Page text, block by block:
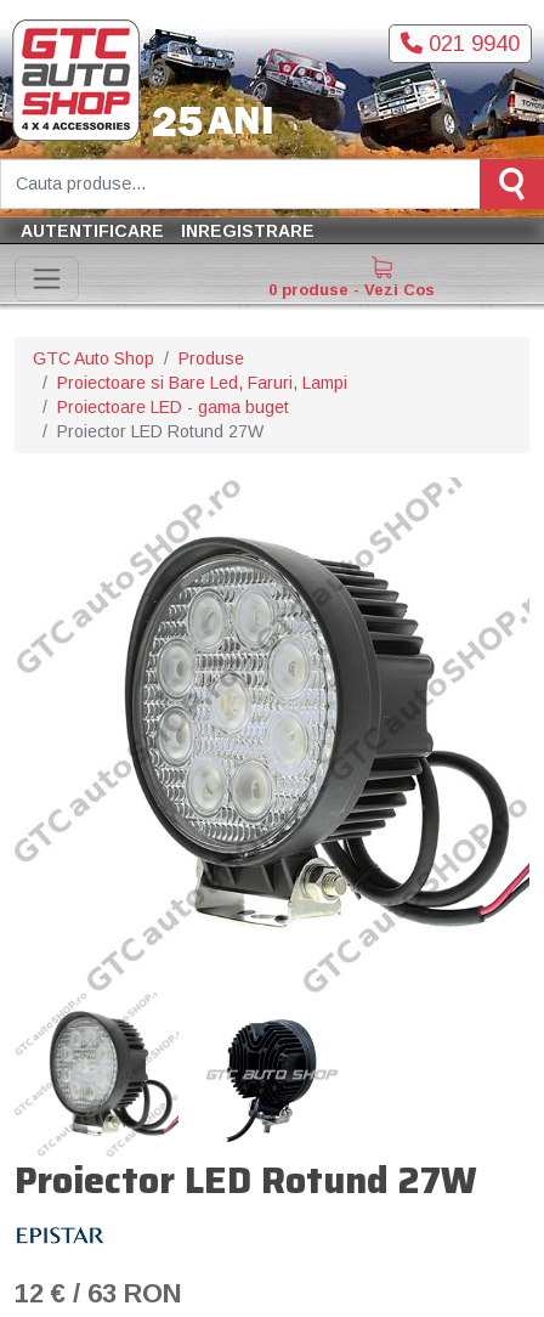
021 9940
AUTENTIFICARE INREGISTRARE
0 produse - Vezi Cos
GTC Auto Shop
Produse
Proiectoare si Bare Led, Faruri, Lampi
Proiectoare LED - gama buget
Proiector LED Rotund 27W
Proiector LED Rotund 27W
12 € / 63 RON